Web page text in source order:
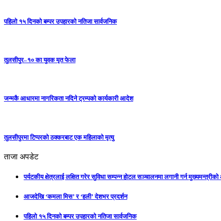
पहिलो १५ दिनको बम्पर उपहारको नतिजा सार्वजनिक
तुलसीपुर–१० का युवक मृत फेला
जन्मकै आधारमा नागरिकता नदिने ट्रम्पको कार्यकारी आदेश
तुलसीपुरमा टिप्परको ठक्करबाट एक महिलाको मृत्यु
ताजा अपडेट
पर्यटकीय क्षेत्रलाई लक्षित गरेर सुविधा सम्पन्न होटल सञ्चालनमा लगानी गर्न
आजदेखि ‘कमला मिस’ र ‘हली’ देशभर प्रदर्शन
पहिलो १५ दिनको बम्पर उपहारको नतिजा सार्वजनिक